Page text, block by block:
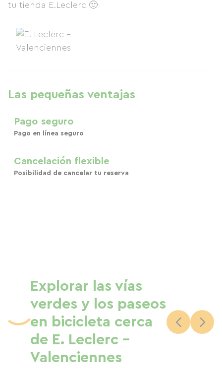
tu tienda E.Leclerc 🙂
Las pequeñas ventajas
Pago seguro
Pago en línea seguro
Cancelación flexible
Posibilidad de cancelar tu reserva
Explorar las vías
verdes y los paseos
en bicicleta cerca
de E. Leclerc -
Valenciennes